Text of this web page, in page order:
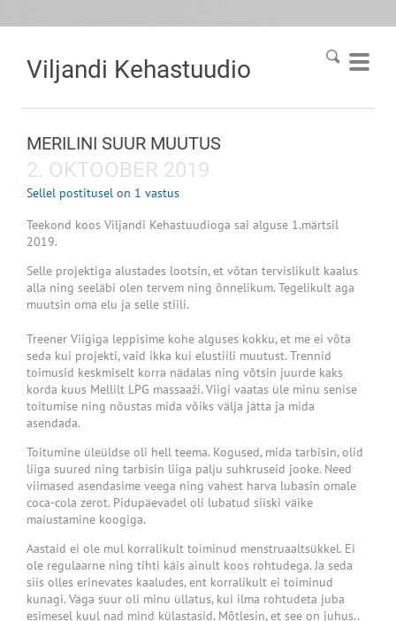
Viljandi Kehastuudio
MERILINI SUUR MUUTUS
2. OKTOOBER 2019
Sellel postitusel on 1 vastus
Teekond koos Viljandi Kehastuudioga sai alguse 1.märtsil
2019.
Selle projektiga alustades lootsin, et võtan tervislikult kaalus
alla ning seeläbi olen tervem ning õnnelikum. Tegelikult aga
muutsin oma elu ja selle stiili.
Treener Viigiga leppisime kohe alguses kokku, et me ei võta
seda kui projekti, vaid ikka kui elustiili muutust. Trennid
toimusid keskmiselt korra nädalas ning võtsin juurde kaks
korda kuus Mellilt LPG massaaži. Viigi vaatas üle minu senise
toitumise ning nõustas mida võiks välja jätta ja mida
asendada.
Toitumine üleüldse oli hell teema. Kogused, mida tarbisin, olid
liiga suured ning tarbisin liiga palju suhkruseid jooke. Need
viimased asendasime veega ning vahest harva lubasin omale
coca-cola zerot. Pidupäevadel oli lubatud siiski väike
maiustamine koogiga.
Aastaid ei ole mul korralikult toiminud menstruaaltsükkel. Ei
ole regulaarne ning tihti käis ainult koos rohtudega. Ja seda
siis olles erinevates kaaludes, ent korralikult ei toiminud
kunagi. Väga suur oli minu üllatus, kui ilma rohtudeta juba
esimesel kuul nad mind külastasid. Mõtlesin, et see on juhus..